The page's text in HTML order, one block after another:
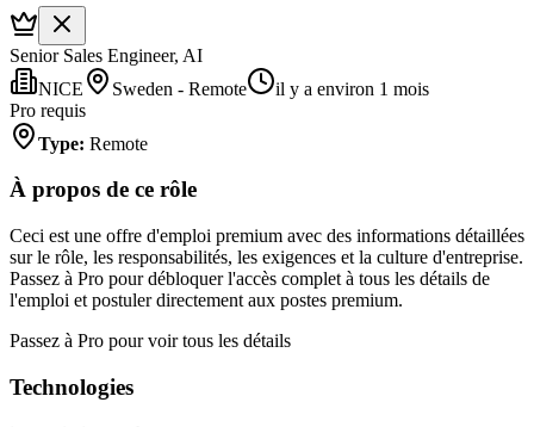
Senior Sales Engineer, AI
NICE
Sweden - Remote
il y a environ 1 mois
Pro requis
Type: Remote
À propos de ce rôle
Ceci est une offre d'emploi premium avec des informations détaillées
sur le rôle, les responsabilités, les exigences et la culture d'entreprise.
Passez à Pro pour débloquer l'accès complet à tous les détails de
l'emploi et postuler directement aux postes premium.
Passez à Pro pour voir tous les détails
Technologies